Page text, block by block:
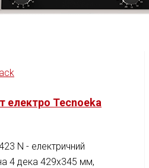
електро Tecnoeka
N - електричний
4 дека 429x345 мм,